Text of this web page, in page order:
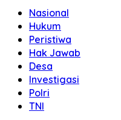
Nasional
Hukum
Peristiwa
Hak Jawab
Desa
Investigasi
Polri
TNI